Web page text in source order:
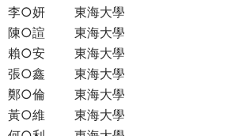
李○妍 東海大學
陳○諠 東海大學
賴○安 東海大學
張○鑫 東海大學
鄭○倫 東海大學
黃○維 東海大學